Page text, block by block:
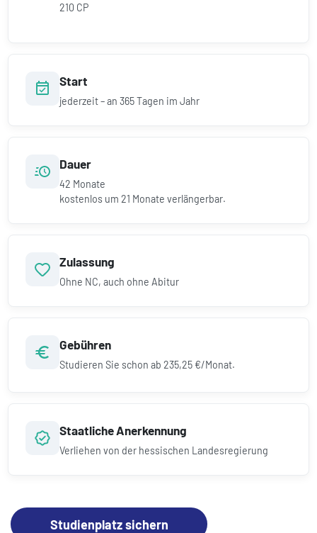
210 CP
Start
jederzeit – an 365 Tagen im Jahr
Dauer
42 Monate
kostenlos um21 Monate verlängerbar.
Zulassung
Ohne NC, auch ohne Abitur
Gebühren
Studieren Sie schon ab235,25 €/Monat.
Staatliche Anerkennung
Verliehen von der hessischen Landesregierung
Studienplatz sichern